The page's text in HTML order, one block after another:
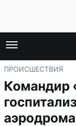
ПРОИСШЕСТВИЯ
Командир